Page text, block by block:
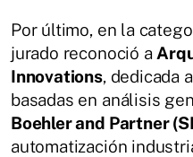
Por último, en la
jurado reconoció a
Innovations, dedicada
basadas en análisis
Boehler and Partner
automatización